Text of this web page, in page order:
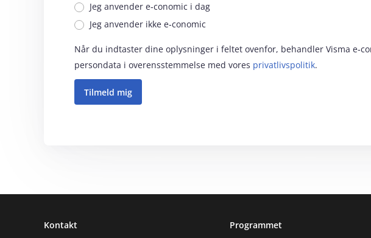
Jeg anvender e‑conomic i dag
Jeg anvender ikke e‑conomic
Når du indtaster dine oplysninger i feltet ovenfor, behandler Visma
persondata i overensstemmelse med vores privatlivspolitik.
Sidefod
Kontakt Programmet